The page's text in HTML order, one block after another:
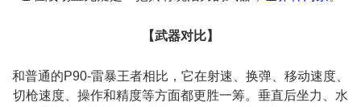
【武器对比】
和普通的P90-雷暴王者相比，它在射速、换弹、移动速度、
切枪速度、操作和精度等方面都更胜一筹。垂直后坐力、水